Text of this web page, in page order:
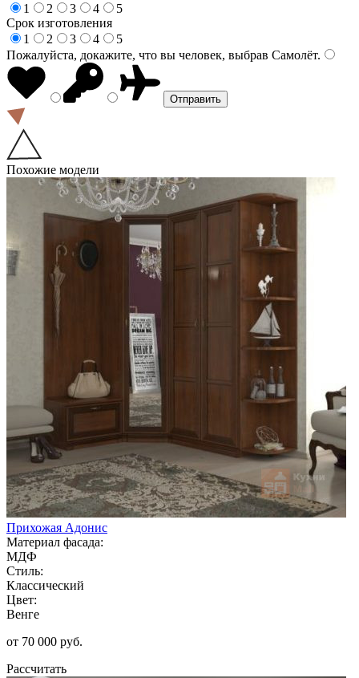
1
2 3 4
5
Срок изготовления
1
2 3 4
5
Пожалуйста, докажите, что вы человек, выбрав Самолёт.
Похожие модели
Прихожая Адонис
Материал фасада:
МДФ
Стиль:
Классический
Цвет:
Венге
от 70 000 руб.
Рассчитать